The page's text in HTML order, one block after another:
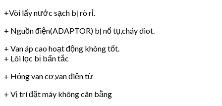
+Vòi lấy nước sạch bị rò rỉ.
+ Nguồn điện(ADAPTOR) bị nổ tụ,cháy diot.
+ Van áp cao hoạt động không tốt.
+ Lõi lọc bị bẩn tắc
+ Hỏng van cơ,van điện từ
+ Vị trí đặt máy không cân bằng